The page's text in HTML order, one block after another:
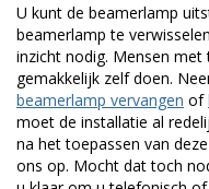
U kunt de beamerlamp
beamerlamp te
inzicht nodig. Mensen
gemakkelijk zelf doen.
beamerlamp vervangen of
moet de installatie al
na het toepassen van
ons op. Mocht dat toch